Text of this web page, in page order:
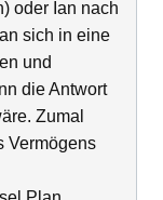
oder Ian nach
sich in eine
und
die Antwort
Zumal
Vermögens